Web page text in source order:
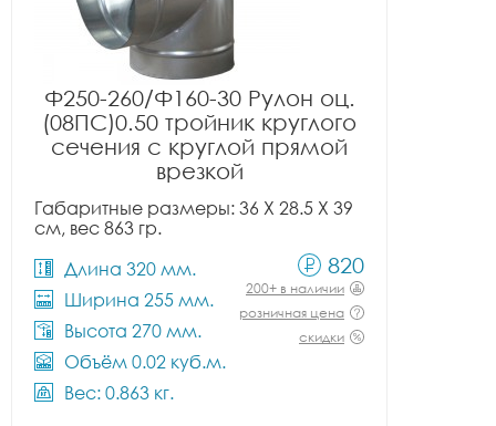
Ф250-260/Ф160-30 Рулон оц.
(08ПС)0.50 тройник круглого
сечения с круглой прямой
врезкой
Габаритные размеры: 36 X 28.5 X 39
см, вес 863 гр.
Длина 320 мм.
Ширина 255 мм.
Высота 270 мм.
Объём 0.02 куб.м.
Вес: 0.863 кг.
820
200+ в наличии
розничная цена
скидки